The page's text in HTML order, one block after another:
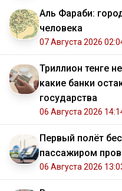
Аль Фараби:
человека
07 Августа 2026
Триллион тенге
какие банки
государства
06 Августа 2026
Первый полёт
пассажиром
06 Августа 2026